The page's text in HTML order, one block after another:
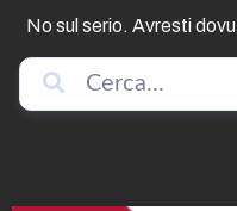
No sul serio. Avresti